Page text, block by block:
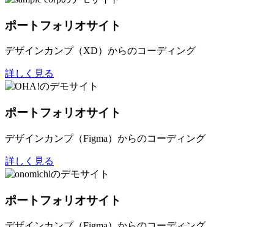
ポートフォリオサイト
デザインカンプ（XD）からのコーディング
詳しく見る
ポートフォリオサイト
デザインカンプ（Figma）からのコーディング
詳しく見る
ポートフォリオサイト